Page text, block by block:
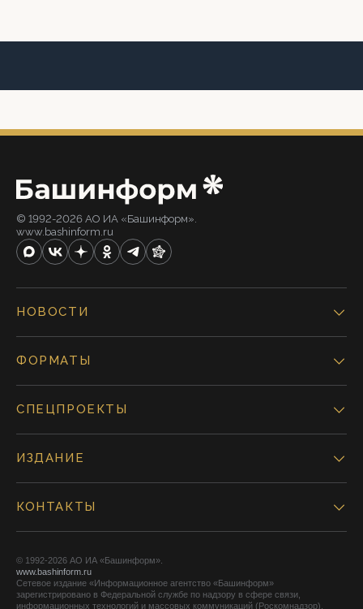
© 1992-2026 АО ИА «Башинформ».
www.bashinform.ru
НОВОСТИ
ФОРМАТЫ
СПЕЦПРОЕКТЫ
ИЗДАНИЕ
КОНТАКТЫ
© 1992-2026 АО ИА «Башинформ».
www.bashinform.ru
Сетевое издание «Информационное агентство «Башинформ»
зарегистрировано в Федеральной службе по надзору в сфере связи,
информационных технологий и массовых коммуникаций (Роскомнадзор),